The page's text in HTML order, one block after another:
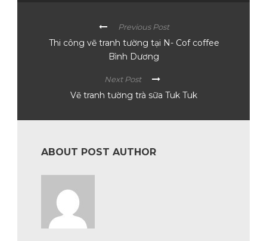
Previous Post
Thi công vẽ tranh tường tại N- Cof coffee
Bình Dương
Next Post
Vẽ tranh tường trà sữa Tuk Tuk
ABOUT POST AUTHOR